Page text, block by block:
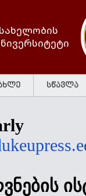
სწავლა